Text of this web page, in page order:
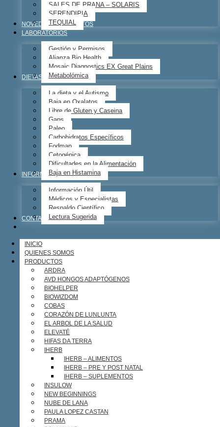
SALES DE PRANA – SOLARIS
SERENDIPIA
TEQUIAL
NOVEDADES – EVENTOS
LABORATORIOS
Gestión y Permisos
Alianza Bio Health
Mosaic Diagnostics EX Great Plains
Metabolómica
DIETAS
La dieta y el Autismo
Baja en Oxalatos
Libre de Gluten y Caseina
Gaps
Paleo
Carbohidratos Específicos
Fodmap
Cetogénica
Dificultades en la Alimentación
Baja en Histamina
INFORMACIÓN ÚTIL
Información Útil
Médicos y Especialistas
Respaldo Científico
Lectura Sugerida
CONTACTO
INICIO
QUIENES SOMOS
PRODUCTOS
ARDRA
AVD HONGOS ADAPTÓGENOS
BIOHELPER
BIOWIZDOM
COBAS
CORAZÓN DE LUNLUNTA
EL ARBOL DE LA SALUD
ELEVATÉ
HIFAS DA TERRA
IHERB
IHERB – ALIMENTOS
IHERB – PRE Y POST NATAL
IHERB – SUPLEMENTOS
INSULOW
NEW BEGINNINGS
NUBE DE LANA
PAULA LOPEZ CASTAN
PRAMA